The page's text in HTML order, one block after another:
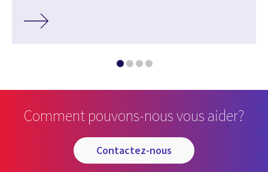
Comment pouvons-nous vous aider?
contactez-nous